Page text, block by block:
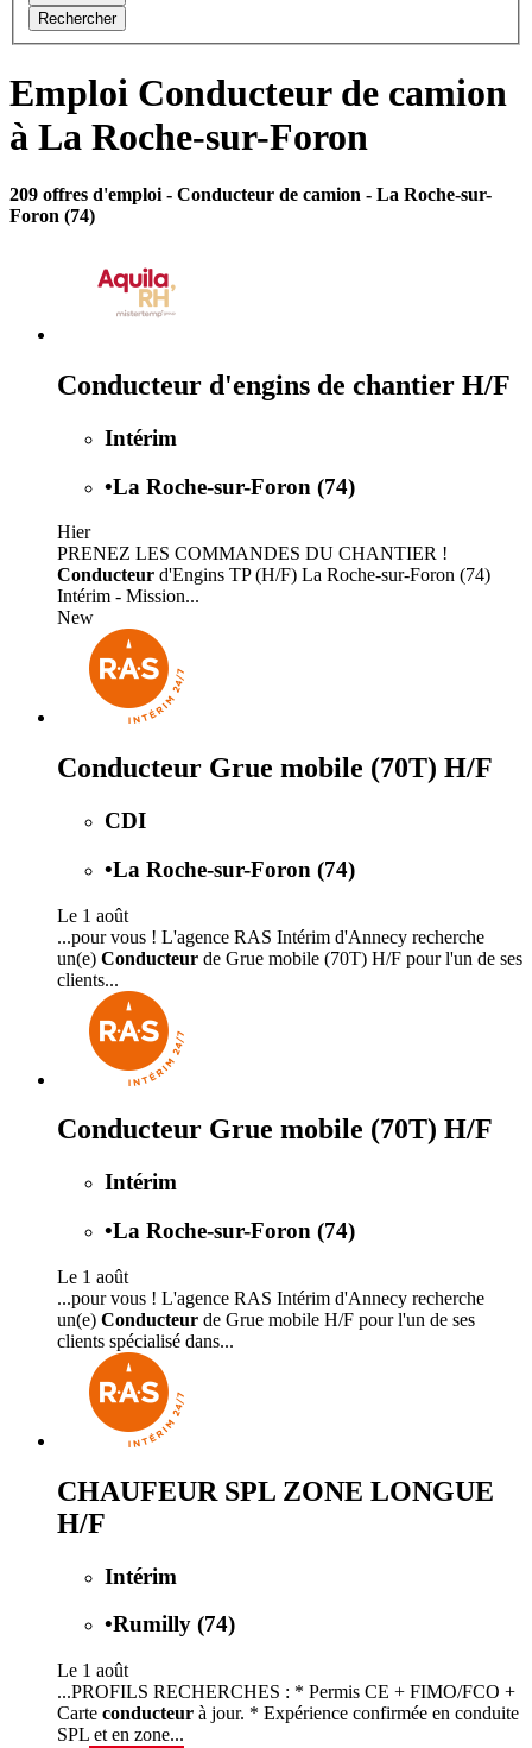
Rechercher
Emploi Conducteur de camion
à La Roche-sur-Foron
209 offres d'emploi - Conducteur de camion - La Roche-sur-
Foron (74)
Conducteur d'engins de chantier H/F
Intérim
•La Roche-sur-Foron (74)
Hier
PRENEZ LES COMMANDES DU CHANTIER !
Conducteur d'Engins TP (H/F) La Roche-sur-Foron (74)
Intérim - Mission...
New
Conducteur Grue mobile (70T) H/F
CDI
•La Roche-sur-Foron (74)
Le 1 août
...pour vous ! L'agence RAS Intérim d'Annecy recherche
un(e) Conducteur de Grue mobile (70T) H/F pour l'un de ses
clients...
Conducteur Grue mobile (70T) H/F
Intérim
•La Roche-sur-Foron (74)
Le 1 août
...pour vous ! L'agence RAS Intérim d'Annecy recherche
un(e) Conducteur de Grue mobile H/F pour l'un de ses
clients spécialisé dans...
CHAUFEUR SPL ZONE LONGUE
H/F
Intérim
•Rumilly (74)
Le 1 août
...PROFILS RECHERCHES : * Permis CE + FIMO/FCO +
Carte conducteur à jour. * Expérience confirmée en conduite
SPL et en zone...